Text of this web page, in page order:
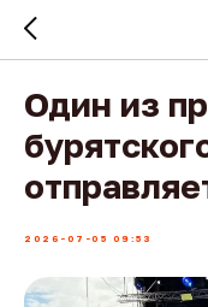
Один из
2026-07-05 09:53